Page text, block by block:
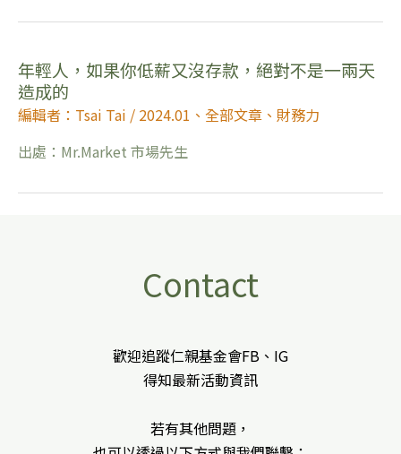
年輕人，如果你低薪又沒存款，絕對不是一兩天
造成的
編輯者：Tsai Tai / 2024.01 、 全部文章 、 財務力
出處：Mr.Market 市場先生
Contact
歡迎追蹤仁親基金會FB、IG
得知最新活動資訊
若有其他問題，